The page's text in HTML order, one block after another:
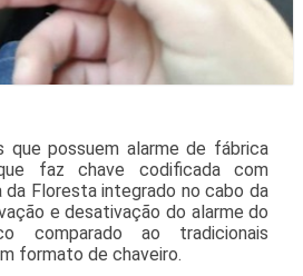
que possuem alarme de fábrica
faz chave codificada com
Floresta integrado no cabo da
e desativação do alarme do
comparado ao tradicionais
formato de chaveiro.